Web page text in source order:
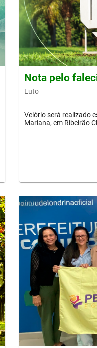
Nota pelo
Luto
Velório será realizado
Mariana, em Ribeirão